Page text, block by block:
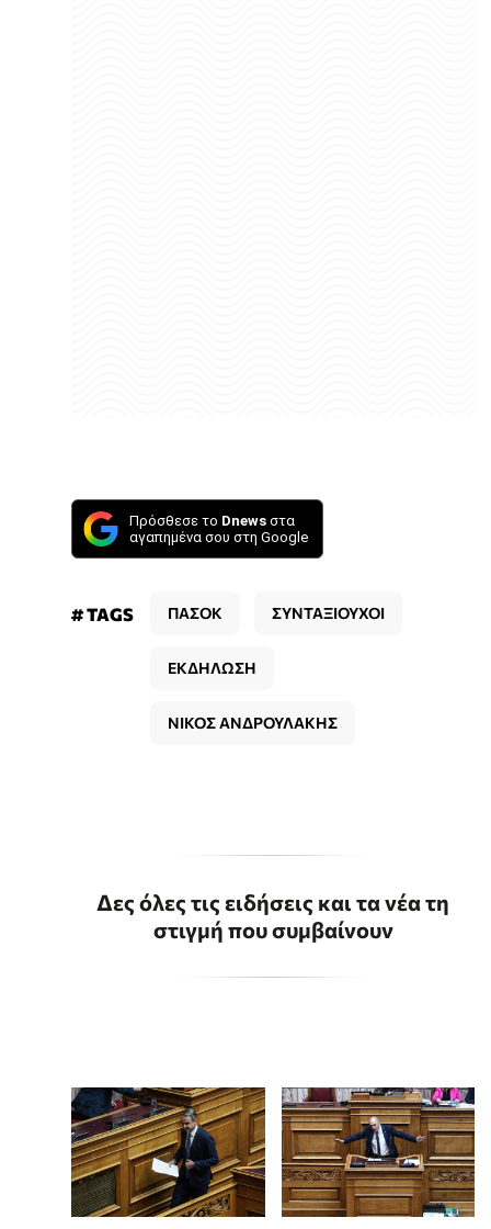
Πρόσθεσε το Dnews στα
αγαπημένα σου στη Google
# TAGS ΠΑΣΟΚ ΣΥΝΤΑΞΙΟΥΧΟΙ
ΕΚΔΗΛΩΣΗ
ΝΙΚΟΣ ΑΝΔΡΟΥΛΑΚΗΣ
Δες όλες τις ειδήσεις και τα νέα τη
στιγμή που συμβαίνουν